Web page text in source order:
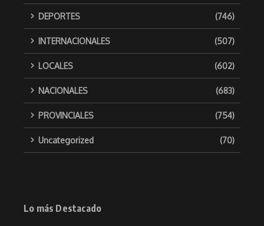
DEPORTES (746)
INTERNACIONALES (507)
LOCALES (602)
NACIONALES (683)
PROVINCIALES (754)
Uncategorized (70)
Lo más Destacado